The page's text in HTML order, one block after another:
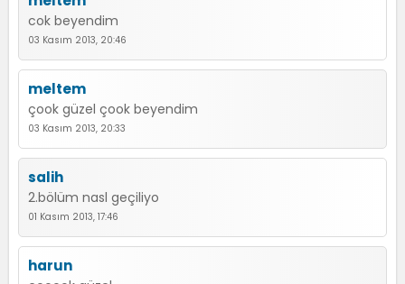
cok beyendim
03 Kasım 2013, 20:46
meltem
çook güzel çook beyendim
03 Kasım 2013, 20:33
salih
2.bölüm nasl geçiliyo
01 Kasım 2013, 17:46
harun